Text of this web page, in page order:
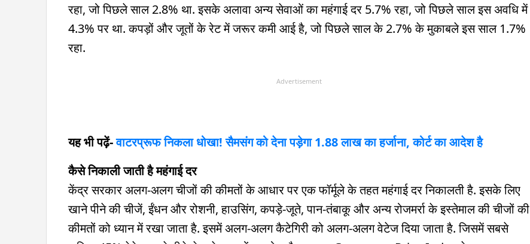
रहा, जो पिछले साल 2.8% था. इसके अलावा अन्य सेवाओं का महंगाई दर 5.7% रहा, जो पिछले साल इस अवधि में
4.3% पर था. कपड़ों और जूतों के रेट में जरूर कमी आई है, जो पिछले साल के 2.7% के मुकाबले इस साल 1.7%
रहा.
Advertisement
यह भी पढ़ें-वाटरप्रूफ निकला धोखा! सैमसंग को देना पड़ेगा 1.88 लाख का हर्जाना, कोर्ट का आदेश है
कैसे निकाली जाती है महंगाई दर
केंद्र सरकार अलग-अलग चीजों की कीमतों के आधार पर एक फॉर्मूले के तहत महंगाई दर निकालती है. इसके लिए
खाने पीने की चीजें, ईंधन और रोशनी, हाउसिंग, कपड़े-जूते, पान-तंबाकू और अन्य रोजमर्रा के इस्तेमाल की चीजों की
कीमतों को ध्यान में रखा जाता है. इसमें अलग-अलग कैटेगिरी को अलग-अलग वेटेज दिया जाता है. जिसमें सबसे